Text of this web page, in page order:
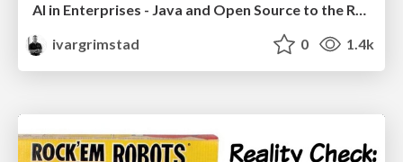
AI in Enterprises - Java and Open Source to the Rescue
ivargrimstad
0 1.4k